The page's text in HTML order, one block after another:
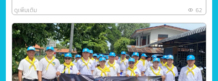
ดูเพิ่มเติม 62